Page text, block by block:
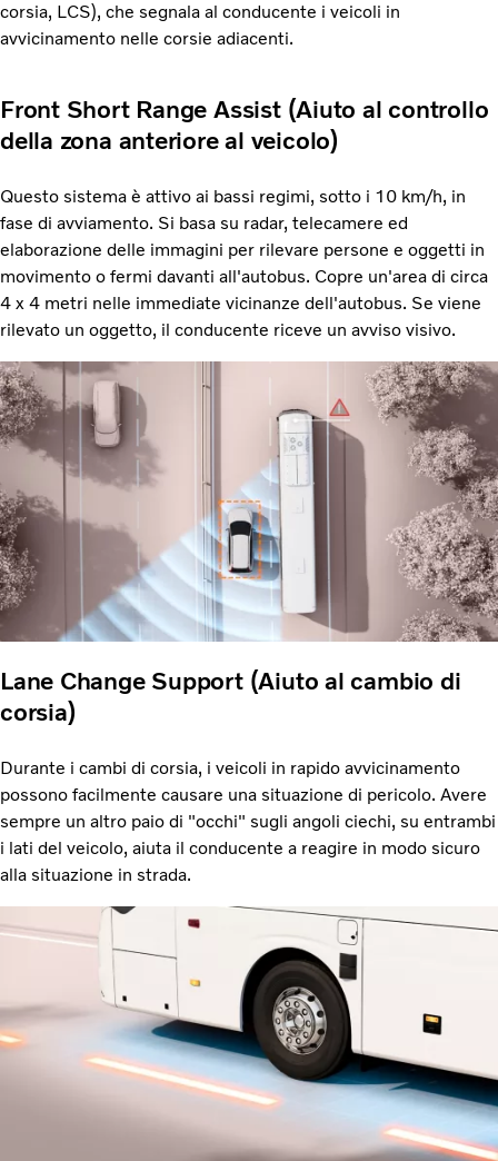
corsia, LCS), che segnala al conducente i veicoli in
avvicinamento nelle corsie adiacenti.
Front Short Range Assist (Aiuto al controllo
della zona anteriore al veicolo)
Questo sistema è attivo ai bassi regimi, sotto i 10 km/h, in
fase di avviamento. Si basa su radar, telecamere ed
elaborazione delle immagini per rilevare persone e oggetti in
movimento o fermi davanti all'autobus. Copre un'area di circa
4 x 4 metri nelle immediate vicinanze dell'autobus. Se viene
rilevato un oggetto, il conducente riceve un avviso visivo.
Lane Change Support (Aiuto al cambio di
corsia)
Durante i cambi di corsia, i veicoli in rapido avvicinamento
possono facilmente causare una situazione di pericolo. Avere
sempre un altro paio di "occhi" sugli angoli ciechi, su entrambi
i lati del veicolo, aiuta il conducente a reagire in modo sicuro
alla situazione in strada.